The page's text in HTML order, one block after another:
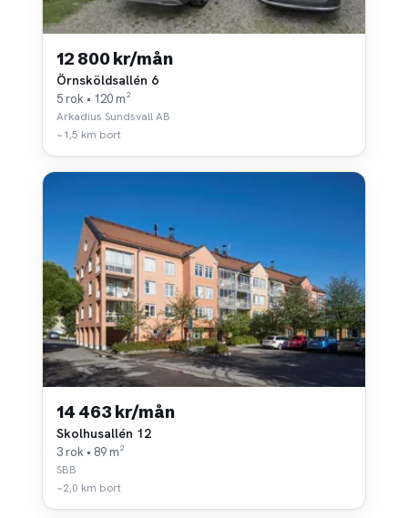
12 800 kr/mån
Örnsköldsallén 6
5 rok • 120 m²
Arkadius Sundsvall AB
~1,5 km bort
14 463 kr/mån
Skolhusallén 12
3 rok • 89 m²
SBB
~2,0 km bort